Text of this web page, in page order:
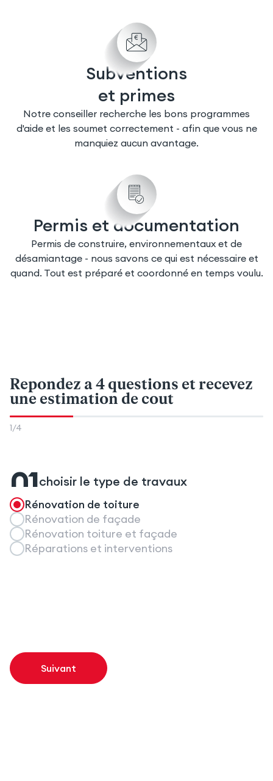
Subventions
et primes
Notre conseiller recherche les bons programmes
d'aide et les soumet correctement - afin que vous ne
manquiez aucun avantage.
Permis et documentation
Permis de construire, environnementaux et de
désamiantage - nous savons ce qui est nécessaire et
quand. Tout est préparé et coordonné en temps voulu.
Repondez a 4 questions et recevez
une estimation de cout
1/4
01choisir le type de travaux
Rénovation de toiture
Rénovation de façade
Rénovation toiture et façade
Réparations et interventions
Suivant